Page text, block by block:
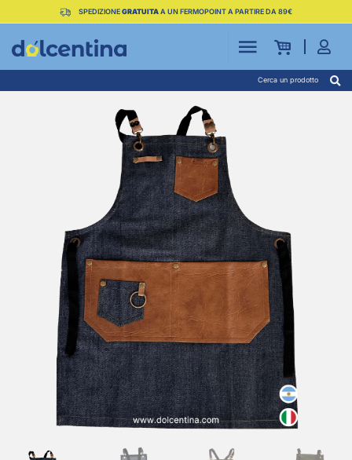
SPEDIZIONEGRATUITAA UN FERMOPOINT A PARTIRE DA 89€
Cerca un prodotto